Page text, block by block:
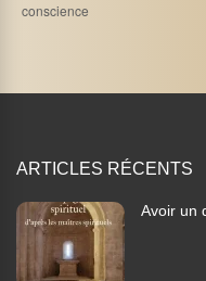
conscience
ARTICLES RÉCENTS
Avoir un